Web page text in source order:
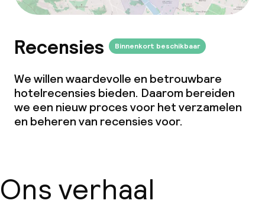
Recensies Binnenkort beschikbaar
We willen waardevolle en betrouwbare
hotelrecensies bieden. Daarom bereiden
we een nieuw proces voor het verzamelen
en beheren van recensies voor.
Ons verhaal